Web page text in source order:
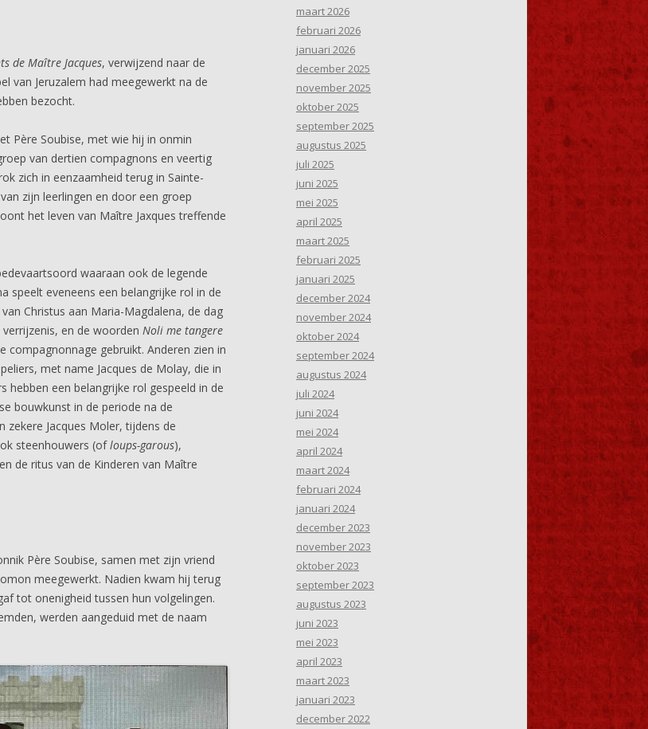
de Maître Jacques, verwijzend naar de
van Jeruzalem had meegewerkt na de
bezocht.
Père Soubise, met wie hij in onmin
van dertien compagnons en veertig
zich in eenzaamheid terug in Sainte-
zijn leerlingen en door een groep
het leven van Maître Jaxques treffende
waaraan ook de legende
speelt eveneens een belangrijke rol in de
Christus aan Maria-Magdalena, de dag
en de woorden Noli me tangere
compagnonnage gebruikt. Anderen zien in
met name Jacques de Molay, die in
hebben een belangrijke rol gespeeld in de
bouwkunst in de periode na de
zekere Jacques Moler, tijdens de
steenhouwers (ofloups-garous),
de ritus van de Kinderen van Maître
Père Soubise, samen met zijn vriend
meegewerkt. Nadien kwam hij terug
tot onenigheid tussen hun volgelingen.
werden aangeduid met de naam
maart 2026
februari 2026
januari 2026
december 2025
november 2025
oktober 2025
september 2025
augustus 2025
juli 2025
juni 2025
mei 2025
april 2025
maart 2025
februari 2025
januari 2025
december 2024
november 2024
oktober 2024
september 2024
augustus 2024
juli 2024
juni 2024
mei 2024
april 2024
maart 2024
februari 2024
januari 2024
december 2023
november 2023
oktober 2023
september 2023
augustus 2023
juni 2023
mei 2023
april 2023
maart 2023
januari 2023
december 2022